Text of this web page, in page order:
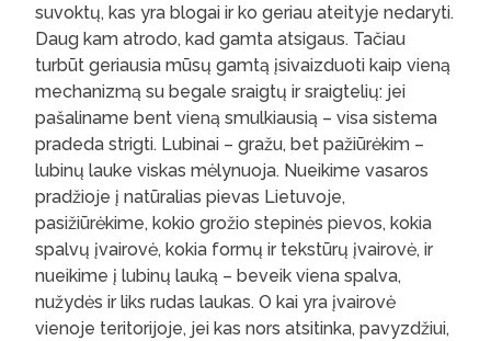
suvoktų, kas yra blogai ir ko geriau ateityje nedaryti.
Daug kam atrodo, kad gamta atsigaus. Tačiau
turbūt geriausia mūsų gamtą įsivaizduoti kaip vieną
mechanizmą su begale sraigtų ir sraigtelių: jei
pašaliname bent vieną smulkiausią – visa sistema
pradeda strigti. Lubinai – gražu, bet pažiūrėkim –
lubinų lauke viskas mėlynuoja. Nueikime vasaros
pradžioje į natūralias pievas Lietuvoje,
pasižiūrėkime, kokio grožio stepinės pievos, kokia
spalvų įvairovė, kokia formų ir tekstūrų įvairovė, ir
nueikime į lubinų lauką – beveik viena spalva,
nužydės ir liks rudas laukas. O kai yra įvairovė
vienoje teritorijoje, jei kas nors atsitinka, pavyzdžiui,